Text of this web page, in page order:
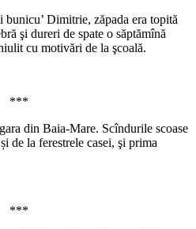
Dimitrie, zăpada era topită
şi dureri de spate o săptămînă
cu motivări de la şcoală.
***
din Baia-Mare. Scîndurile scoase
de la ferestrele casei, şi prima
***